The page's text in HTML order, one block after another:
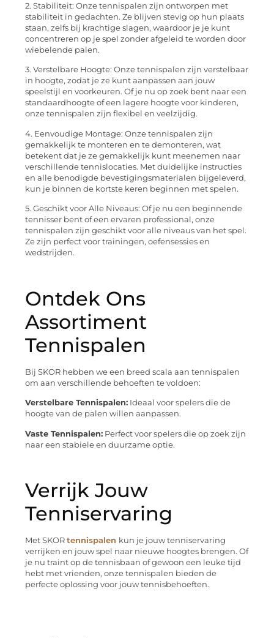
2. Stabiliteit: Onze tennispalen zijn ontworpen met
stabiliteit in gedachten. Ze blijven stevig op hun plaats
staan, zelfs bij krachtige slagen, waardoor je je kunt
concentreren op je spel zonder afgeleid te worden door
wiebelende palen.
3. Verstelbare Hoogte: Onze tennispalen zijn verstelbaar
in hoogte, zodat je ze kunt aanpassen aan jouw
speelstijl en voorkeuren. Of je nu op zoek bent naar een
standaardhoogte of een lagere hoogte voor kinderen,
onze tennispalen zijn flexibel en veelzijdig.
4. Eenvoudige Montage: Onze tennispalen zijn
gemakkelijk te monteren en te demonteren, wat
betekent dat je ze gemakkelijk kunt meenemen naar
verschillende tennislocaties. Met duidelijke instructies
en alle benodigde bevestigingsmaterialen bijgeleverd,
kun je binnen de kortste keren beginnen met spelen.
5. Geschikt voor Alle Niveaus: Of je nu een beginnende
tennisser bent of een ervaren professional, onze
tennispalen zijn geschikt voor alle niveaus van het spel.
Ze zijn perfect voor trainingen, oefensessies en
wedstrijden.
Ontdek Ons
Assortiment
Tennispalen
Bij SKOR hebben we een breed scala aan tennispalen
om aan verschillende behoeften te voldoen:
Verstelbare Tennispalen: Ideaal voor spelers die de
hoogte van de palen willen aanpassen.
Vaste Tennispalen: Perfect voor spelers die op zoek zijn
naar een stabiele en duurzame optie.
Verrijk Jouw
Tenniservaring
Met SKOR tennispalen kun je jouw tenniservaring
verrijken en jouw spel naar nieuwe hoogtes brengen. Of
je nu traint op de tennisbaan of gewoon een leuke tijd
hebt met vrienden, onze tennispalen bieden de
perfecte oplossing voor jouw tennisbehoeften.